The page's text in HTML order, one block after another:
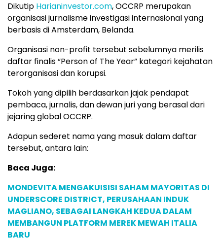
Dikutip Harianinvestor.com, OCCRP merupakan
organisasi jurnalisme investigasi internasional yang
berbasis di Amsterdam, Belanda.
Organisasi non-profit tersebut sebelumnya merilis
daftar finalis “Person of The Year” kategori kejahatan
terorganisasi dan korupsi.
Tokoh yang dipilih berdasarkan jajak pendapat
pembaca, jurnalis, dan dewan juri yang berasal dari
jejaring global OCCRP.
Adapun sederet nama yang masuk dalam daftar
tersebut, antara lain:
Baca Juga:
MONDEVITA MENGAKUISISI SAHAM MAYORITAS DI
UNDERSCORE DISTRICT, PERUSAHAAN INDUK
MAGLIANO, SEBAGAI LANGKAH KEDUA DALAM
MEMBANGUN PLATFORM MEREK MEWAH ITALIA
BARU